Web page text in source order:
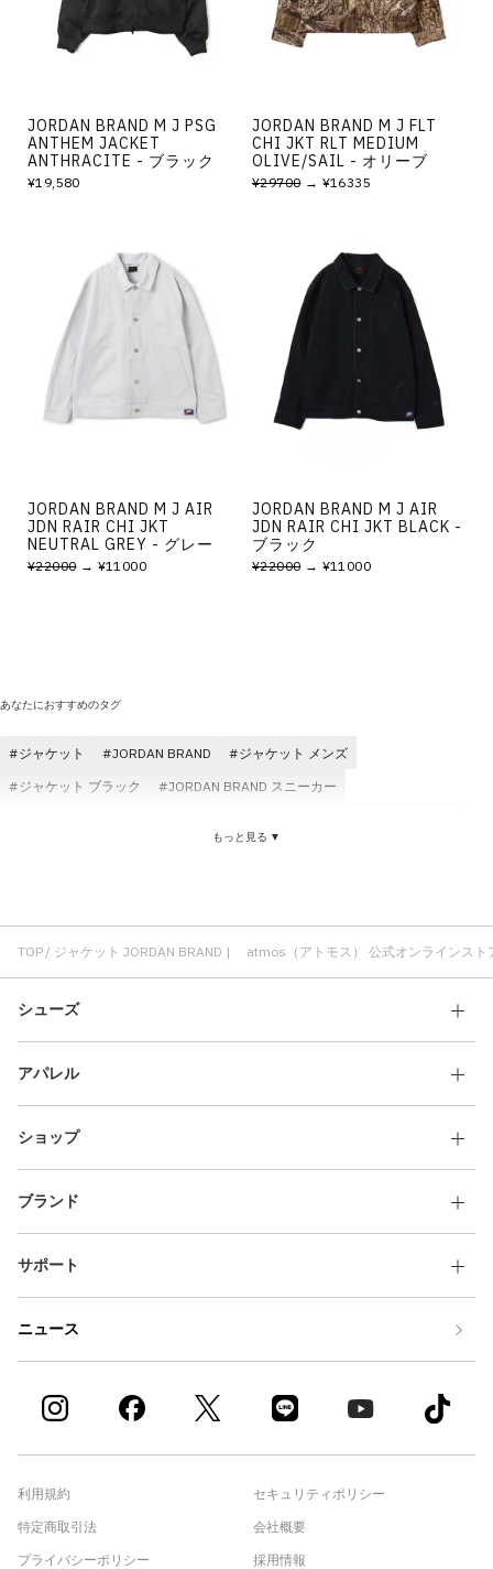
JORDAN BRAND M J PSG
ANTHEM JACKET
ANTHRACITE - ブラック
¥19,580
JORDAN BRAND M J FLT
CHI JKT RLT MEDIUM
OLIVE/SAIL - オリーブ
¥29700→ ¥16335
JORDAN BRAND M J AIR
JDN RAIR CHI JKT
NEUTRAL GREY - グレー
¥22000→ ¥11000
JORDAN BRAND M J AIR
JDN RAIR CHI JKT BLACK -
ブラック
¥22000→ ¥11000
あなたにおすすめのタグ
ジャケット JORDAN BRAND
ジャケット メンズ
ジャケット ブラック
JORDAN BRAND スニーカー
JORDAN BRAND コスパ
ゆったり JORDAN BRAND
JORDAN BRAND ブラック
もっと見る ▼
TOP ジャケット JORDAN BRAND | atmos（アトモス） 公式オンラインスト
シューズ
アパレル
ショップ
ブランド
サポート
ニュース
利用規約
特定商取引法
プライバシーポリシー
セキュリティポリシー
会社概要
採用情報